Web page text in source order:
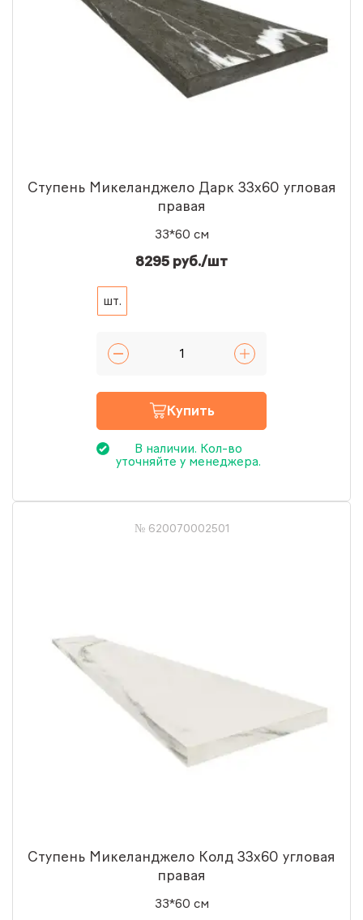
Ступень Микеланджело Дарк 33x60 угловая
правая
33*60 см
8295 руб./шт
шт.
Купить
В наличии. Кол-во
уточняйте у менеджера.
№ 620070002501
Ступень Микеланджело Колд 33x60 угловая
правая
33*60 см